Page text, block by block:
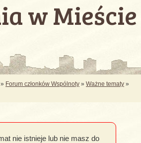
w Mieście
» Forum członków Wspólnoty » Ważne tematy »
nie istnieje lub nie masz do